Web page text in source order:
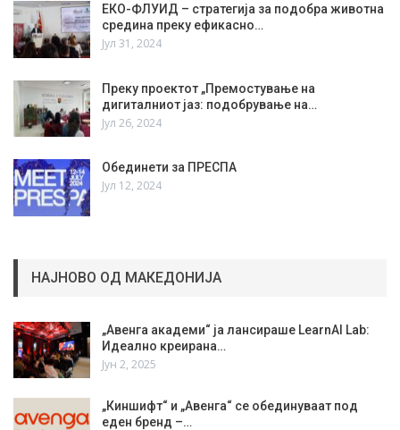
ЕКО-ФЛУИД – стратегија за подобра животна
средина преку ефикасно…
Јул 31, 2024
Преку проектот „Премостување на
дигиталниот јаз: подобрување на…
Јул 26, 2024
Обединети за ПРЕСПА
Јул 12, 2024
НАЈНОВО ОД МАКЕДОНИЈА
„Авенга академи“ ја лансираше LearnAI Lab:
Идеално креирана…
Јун 2, 2025
„Киншифт“ и „Авенга“ се обединуваат под
еден бренд –…